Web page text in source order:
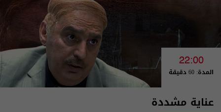
22:00
المدة: 60 دقيقة
عناية مشددة